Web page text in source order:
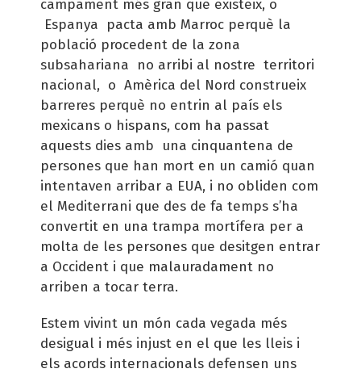
campament més gran que existeix, o
Espanya pacta amb Marroc perquè la
població procedent de la zona
subsahariana no arribi al nostre territori
nacional, o Amèrica del Nord construeix
barreres perquè no entrin al país els
mexicans o hispans, com ha passat
aquests dies amb una cinquantena de
persones que han mort en un camió quan
intentaven arribar a EUA, i no obliden com
el Mediterrani que des de fa temps s’ha
convertit en una trampa mortífera per a
molta de les persones que desitgen entrar
a Occident i que malauradament no
arriben a tocar terra.
Estem vivint un món cada vegada més
desigual i més injust en el que les lleis i
els acords internacionals defensen uns